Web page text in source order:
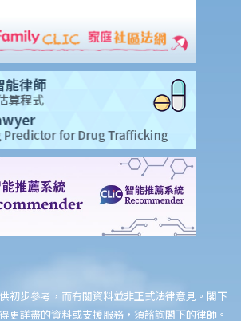
的？
品格援引證據嗎？我可以就我的良好品格援引證
問
初步參考，而有關資料並非正式法律意見。閣下
更詳盡的資料或支援服務，須諮詢閣下的律師。